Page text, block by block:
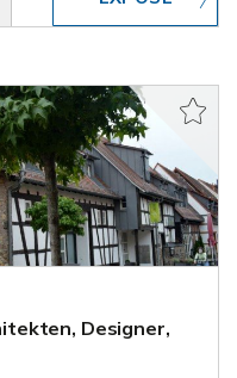
Designer,